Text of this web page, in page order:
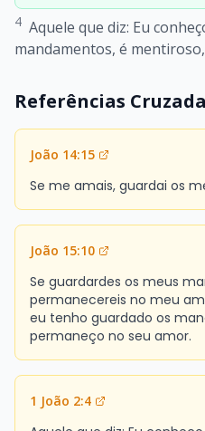
4 Aquele que diz: Eu
mandamentos, é
Referências
João 14:15
Se me amais, guardai os
João 15:10
Se guardardes os meus
permanecereis no meu
eu tenho guardado os
permaneço no seu amor.
1 João 2:4